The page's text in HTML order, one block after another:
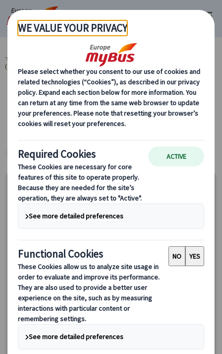
マイバス・ヨーロッパ チェコ (19) プラハ (19)
(12)
カテゴリーから探す
プライベート観光
ヨーロッパ・プライベートツアー
【日本語ガイド＆専用車付】プラハ午後市内プライベート観
光・ミュシャ美術館とストラホフ修道院入場
専用車でプラハの有名な観光箇所を巡る市内観光！ストラホフ修
道院にあるフレスコ画で埋め尽くされた図書室を見学、レトナー